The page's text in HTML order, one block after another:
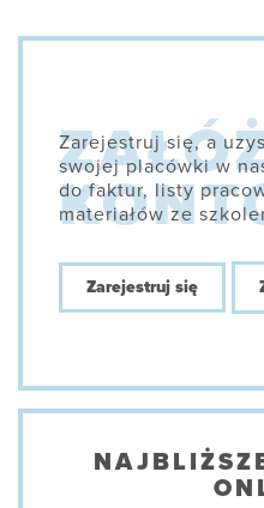
Zarejestruj się, a
swojej placówki w
do faktur, listy
materiałów ze
Zarejestruj się